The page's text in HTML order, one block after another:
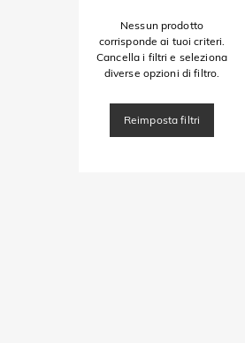
Nessun prodotto
corrisponde ai tuoi criteri.
Cancella i filtri e seleziona
diverse opzioni di filtro.
Reimposta filtri